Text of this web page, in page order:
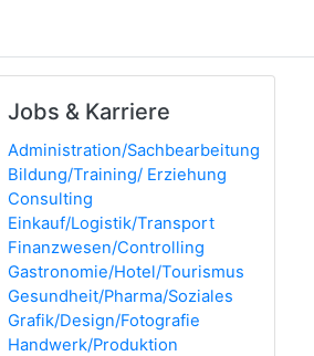
Jobs & Karriere
Administration/Sachbearbeitung
Bildung/Training/ Erziehung
Consulting
Einkauf/Logistik/Transport
Finanzwesen/Controlling
Gastronomie/Hotel/Tourismus
Gesundheit/Pharma/Soziales
Grafik/Design/Fotografie
Handwerk/Produktion